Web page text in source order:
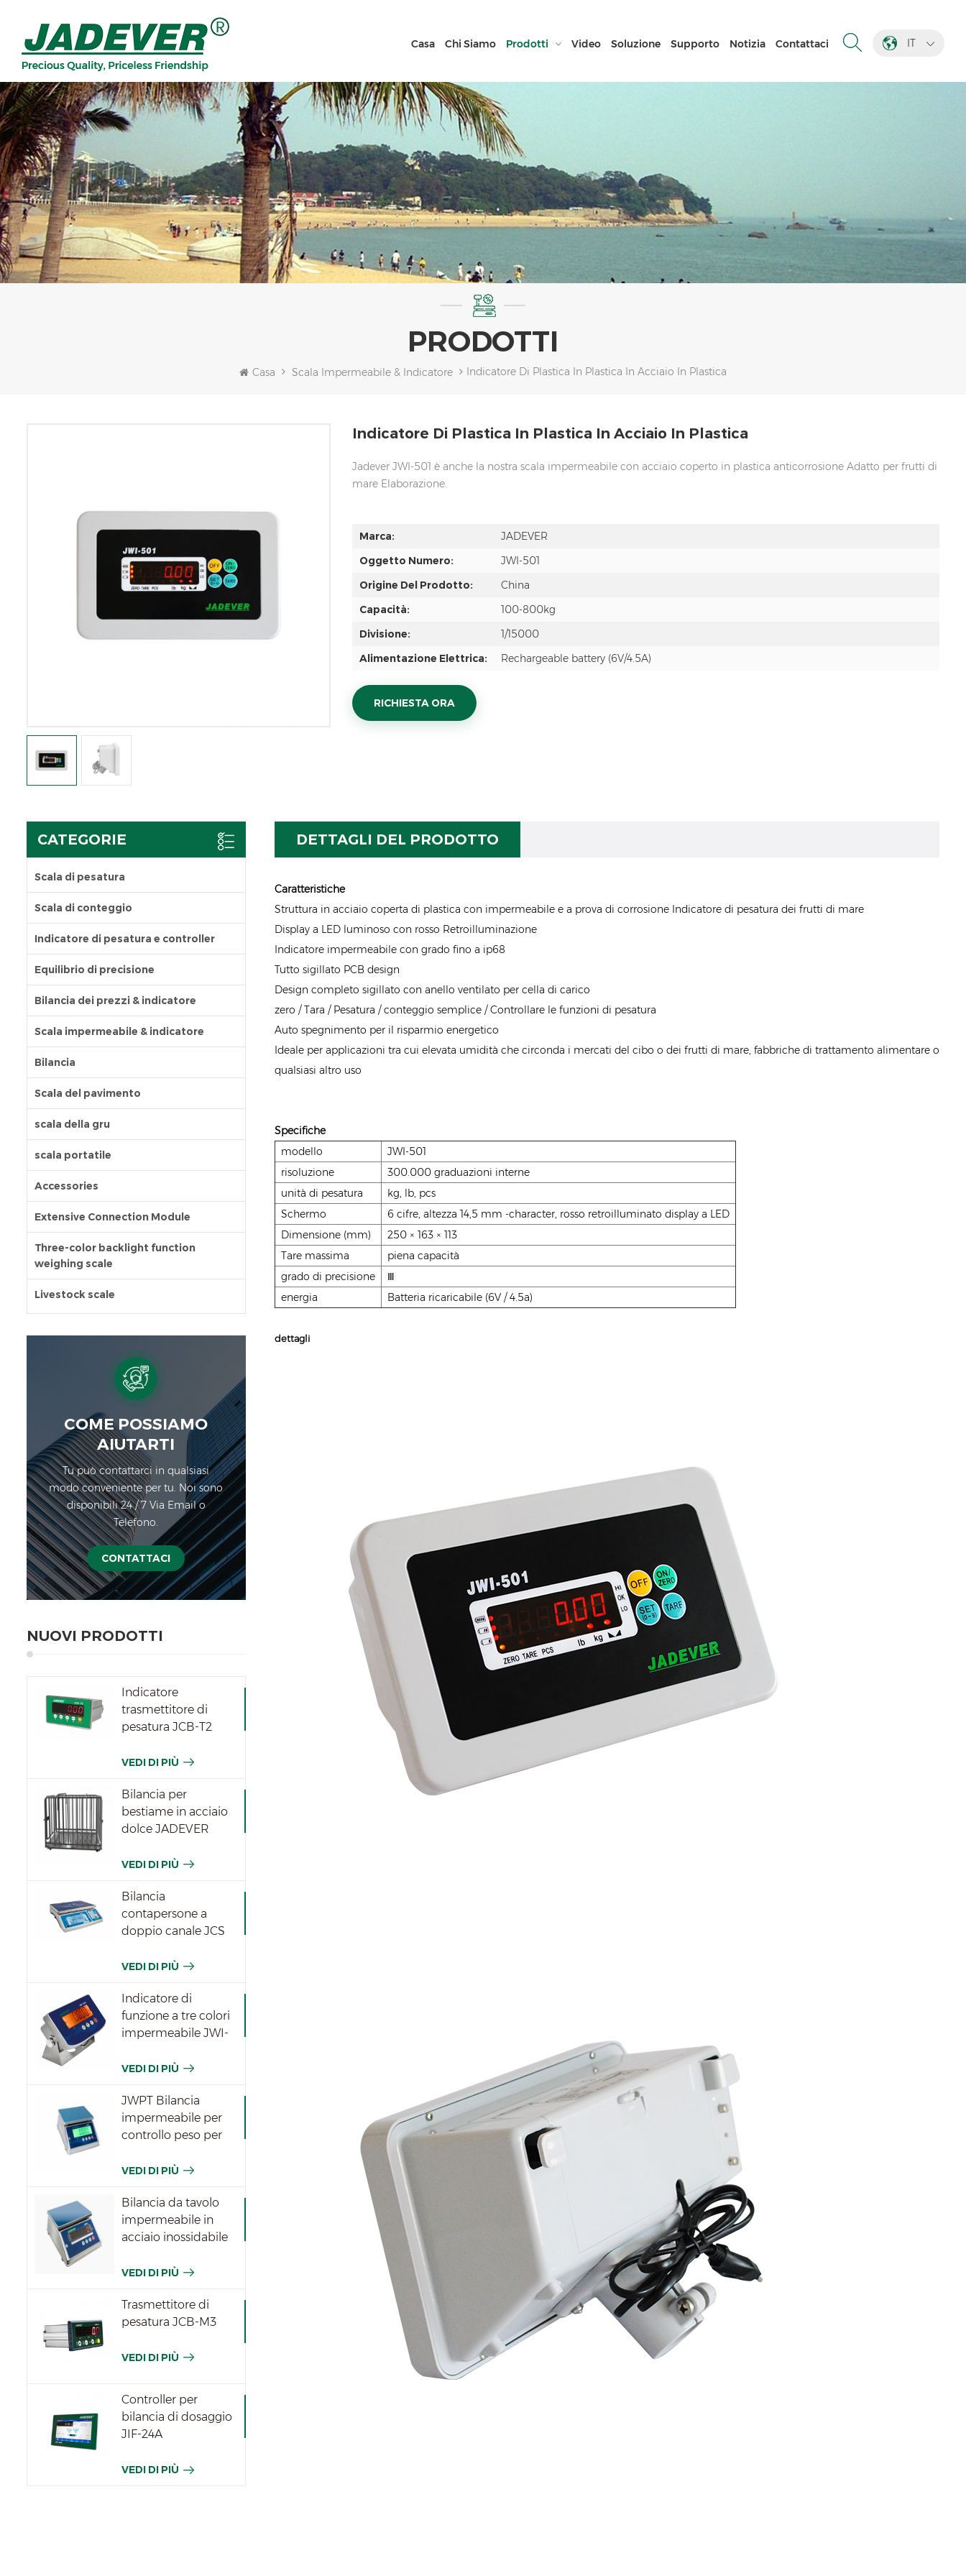
IT
Casa Chi Siamo Prodotti Video Soluzione Supporto Notizia Contattaci
PRODOTTI
Casa Scala Impermeabile & Indicatore Indicatore Di Plastica In Plastica In Acciaio In Plastica
Indicatore Di Plastica In Plastica In Acciaio In Plastica
Jadever JWI-501 è anche la nostra scala impermeabile con acciaio coperto in plastica anticorrosione Adatto per frutti di
mare Elaborazione.
Marca:
JADEVER
Oggetto Numero:
JWI-501
Origine Del Prodotto:
China
Capacità:
100-800kg
Divisione:
1/15000
Alimentazione Elettrica:
Rechargeable battery (6V/4.5A)
RICHIESTA ORA
CATEGORIE
Scala di pesatura
Scala di conteggio
Indicatore di pesatura e controller
Equilibrio di precisione
Bilancia dei prezzi & indicatore
Scala impermeabile & indicatore
Bilancia
Scala del pavimento
scala della gru
scala portatile
Accessories
Extensive Connection Module
Three-color backlight function
weighing scale
Livestock scale
COME POSSIAMO
AIUTARTI
Tu può contattarci in qualsiasi
modo conveniente per tu. Noi sono
disponibili 24 / 7 Via Email o
Telefono.
CONTATTACI
NUOVI PRODOTTI
Indicatore
trasmettitore di
pesatura JCB-T2
VEDI DI PIÙ
Bilancia per
bestiame in acciaio
dolce JADEVER
VEDI DI PIÙ
Bilancia
contapersone a
doppio canale JCS
VEDI DI PIÙ
Indicatore di
funzione a tre colori
impermeabile JWI-
VEDI DI PIÙ
JWPT Bilancia
impermeabile per
controllo peso per
VEDI DI PIÙ
Bilancia da tavolo
impermeabile in
acciaio inossidabile
VEDI DI PIÙ
Trasmettitore di
pesatura JCB-M3
VEDI DI PIÙ
Controller per
bilancia di dosaggio
JIF-24A
VEDI DI PIÙ
DETTAGLI DEL PRODOTTO
Caratteristiche
Struttura in acciaio coperta di plastica con impermeabile e a prova di corrosione Indicatore di pesatura dei frutti di mare
Display a LED luminoso con rosso Retroilluminazione
Indicatore impermeabile con grado fino a ip68
Tutto sigillato PCB design
Design completo sigillato con anello ventilato per cella di carico
zero / Tara / Pesatura / conteggio semplice / Controllare le funzioni di pesatura
Auto spegnimento per il risparmio energetico
Ideale per applicazioni tra cui elevata umidità che circonda i mercati del cibo o dei frutti di mare, fabbriche di trattamento alimentare o
qualsiasi altro uso
Specifiche
modello
JWI-501
risoluzione
300.000 graduazioni interne
unità di pesatura
kg, lb, pcs
Schermo
6 cifre, altezza 14,5 mm -character, rosso retroilluminato display a LED
Dimensione (mm)
250 × 163 × 113
Tare massima
piena capacità
grado di precisione
Ⅲ
energia
Batteria ricaricabile (6V / 4.5a)
dettagli